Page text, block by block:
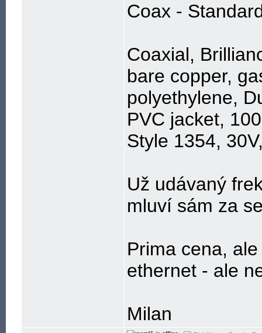
Coax -
Coaxial,
bare copper,
polyethylene,
PVC jacket,
Style 1354,
Už udávaný
mluví sám za
Prima cena,
ethernet - ale
Milan